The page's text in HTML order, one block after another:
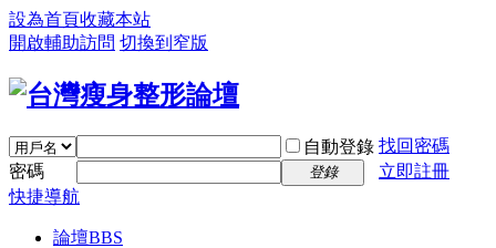
設為首頁收藏本站
開啟輔助訪問 切換到窄版
自動登錄 找回密碼
密碼
登錄
立即註冊
快捷導航
論壇BBS